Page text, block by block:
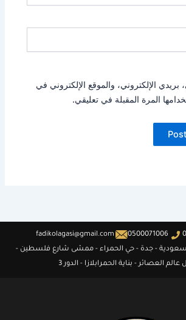
الإلكتروني، والموقع الإلكتروني في
المرة المقبلة في تعليقي.
0500071006
fadikolagasi@gmail.com
السعودية - جدة - حي الحمراء - ممشى شارع فلسطين -
عالم العصائر - بناية الحمرابلازا - الدور 3